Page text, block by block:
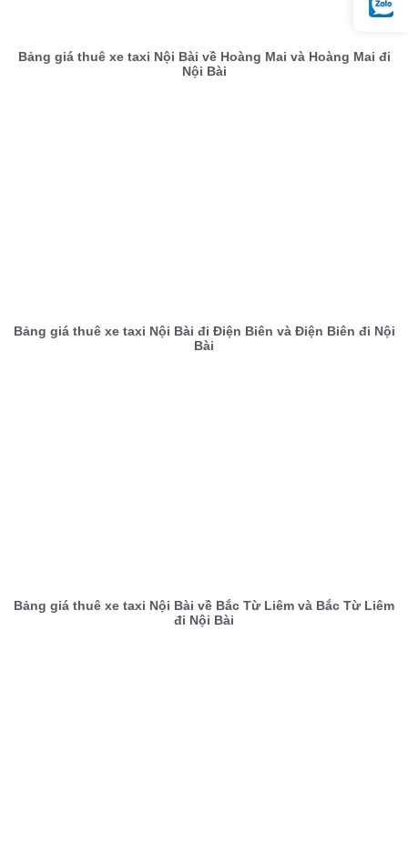
Bảng giá thuê xe taxi Nội Bài về Hoàng Mai và Hoàng Mai đi
Nội Bài
Bảng giá thuê xe taxi Nội Bài đi Điện Biên và Điện Biên đi Nội
Bài
Bảng giá thuê xe taxi Nội Bài về Bắc Từ Liêm và Bắc Từ Liêm
đi Nội Bài